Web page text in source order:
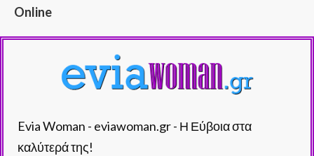
Online
Evia Woman - eviawoman.gr - Η Εύβοια στα
καλύτερά της!